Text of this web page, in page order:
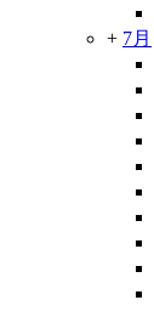
+ 7月